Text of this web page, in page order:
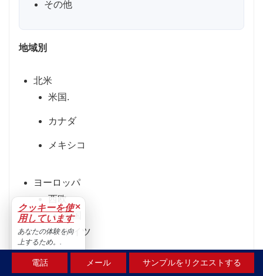
その他
地域別
北米
米国.
カナダ
メキシコ
ヨーロッパ
西欧
英国
ドイツ
フランス
電話 メール サンプルをリクエストする
クッキーを使
用しています
×
あなたの体験を向
上するため。.
受け入れる